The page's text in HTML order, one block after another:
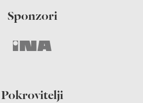
Sponzori
Pokrovitelji